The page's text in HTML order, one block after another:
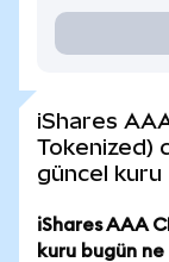
iShares
Tokenized)
güncel kuru
iShares AAA
kuru bugün